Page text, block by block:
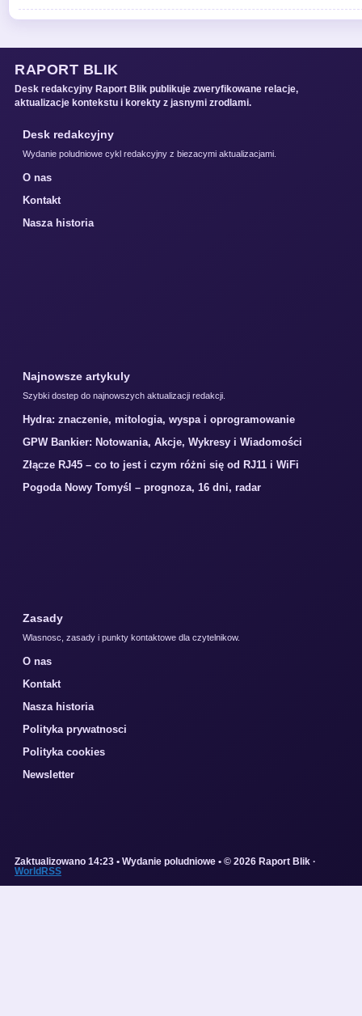
RAPORT BLIK
Desk redakcyjny Raport Blik publikuje zweryfikowane relacje,
aktualizacje kontekstu i korekty z jasnymi zrodlami.
Desk redakcyjny
Wydanie poludniowe cykl redakcyjny z biezacymi aktualizacjami.
O nas
Kontakt
Nasza historia
Najnowsze artykuly
Szybki dostep do najnowszych aktualizacji redakcji.
Hydra: znaczenie, mitologia, wyspa i oprogramowanie
GPW Bankier: Notowania, Akcje, Wykresy i Wiadomości
Złącze RJ45 – co to jest i czym różni się od RJ11 i WiFi
Pogoda Nowy Tomyśl – prognoza, 16 dni, radar
Zasady
Wlasnosc, zasady i punkty kontaktowe dla czytelnikow.
O nas
Kontakt
Nasza historia
Polityka prywatnosci
Polityka cookies
Newsletter
Zaktualizowano 14:23 • Wydanie poludniowe • © 2026 Raport Blik ·
WorldRSS